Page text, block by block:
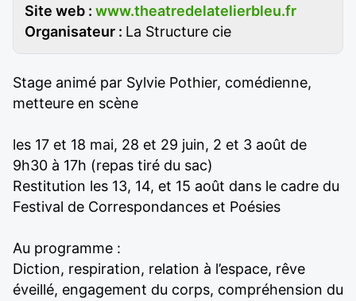
Site web : www.theatredelatelierbleu.fr
Organisateur : La Structure cie
Stage animé par Sylvie Pothier, comédienne,
metteure en scène
les 17 et 18 mai, 28 et 29 juin, 2 et 3 août de
9h30 à 17h (repas tiré du sac)
Restitution les 13, 14, et 15 août dans le cadre du
Festival de Correspondances et Poésies
Au programme :
Diction, respiration, relation à l’espace, rêve
éveillé, engagement du corps, compréhension du